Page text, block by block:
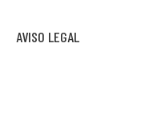
AVISO LEGAL